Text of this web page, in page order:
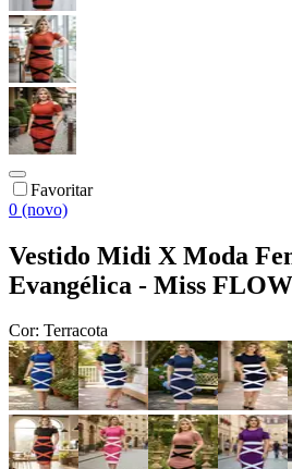
Favoritar
0 (novo)
Vestido Midi X Moda
Evangélica - Miss
Cor: Terracota